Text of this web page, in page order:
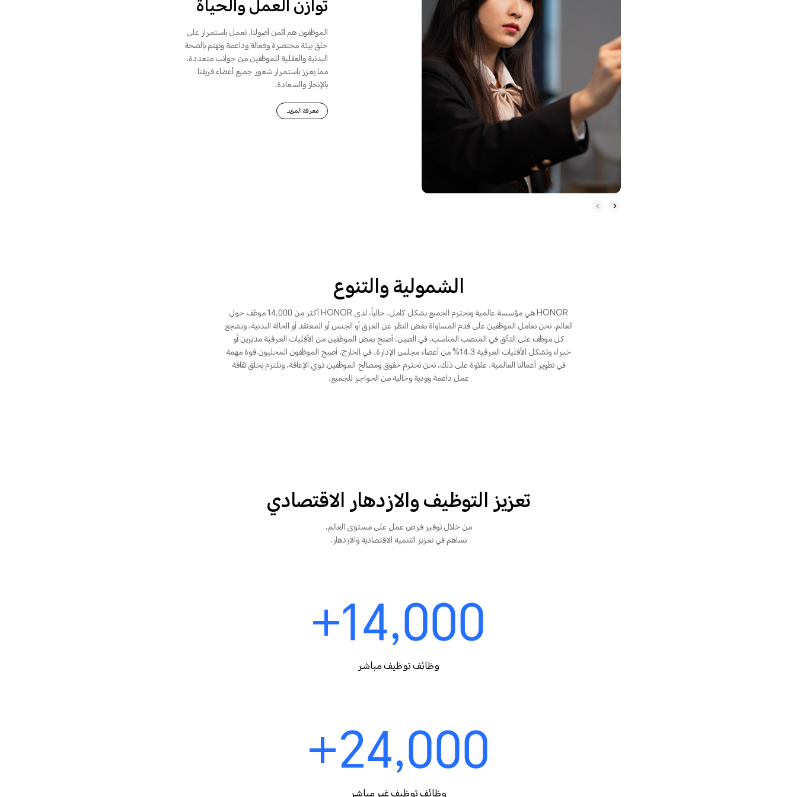
توازن العمل والحياة
الموظفون هم أثمن أصولنا. نعمل باستمرار على
خلق بيئة مختصرة وفعالة وداعمة ونهتم بالصحة
البدنية والعقلية للموظفين من جوانب متعددة،
مما يعزز باستمرار شعور جميع أعضاء فريقنا
بالإنجاز والسعادة.
معرفة المزيد
الشمولية والتنوع
HONOR هي مؤسسة عالمية ونحترم الجميع بشكل كامل. حالياً، لدى HONOR أكثر من 14,000 موظف حول
العالم. نحن نعامل الموظفين على قدم المساواة بغض النظر عن العرق أو الجنس أو المعتقد أو الحالة البدنية، ونشجع
كل موظف على التألق في المنصب المناسب. في الصين، أصبح بعض الموظفين من الأقليات العرقية مديرين أو
خبراء وتشكل الأقليات العرقية 14.3% من أعضاء مجلس الإدارة. في الخارج، أصبح الموظفون المحليون قوة مهمة
في تطوير أعمالنا العالمية. علاوة على ذلك، نحن نحترم حقوق ومصالح الموظفين ذوي الإعاقة، ونلتزم بخلق ثقافة
عمل داعمة وودية وخالية من الحواجز للجميع.
تعزيز التوظيف والازدهار الاقتصادي
من خلال توفير فرص عمل على مستوى العالم،
نساهم في تعزيز التنمية الاقتصادية والازدهار.
14,000+
وظائف توظيف مباشر
24,000+